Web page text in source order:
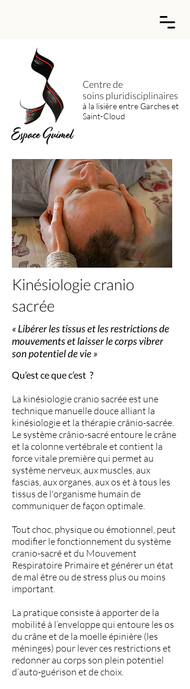
Centre de
soins pluridisciplinaires
à la lisière entre Garches et
Saint-Cloud
Kinésiologie cranio
sacrée
« Libérer les tissus et les restrictions de
mouvements et laisser le corps vibrer
son potentiel de vie»
Qu’est ce que c’est ?
La kinésiologie cranio sacrée est une
technique manuelle douce alliant la
kinésiologie et la thérapie crânio-sacrée.
Le système crânio-sacré entoure le crâne
et la colonne vertébrale et contient la
force vitale première qui permet au
système nerveux, aux muscles, aux
fascias, aux organes, aux os et à tous les
tissus de l'organisme humain de
communiquer de façon optimale.
Tout choc, physique ou émotionnel, peut
modifier le fonctionnement du système
cranio-sacré et du Mouvement
Respiratoire Primaire et générer un état
de mal être ou de stress plus ou moins
important.
La pratique consiste à apporter de la
mobilité à l’enveloppe qui entoure les os
du crâne et de la moelle épinière (les
méninges) pour lever ces restrictions et
redonner au corps son plein potentiel
d’auto-guérison et de choix.